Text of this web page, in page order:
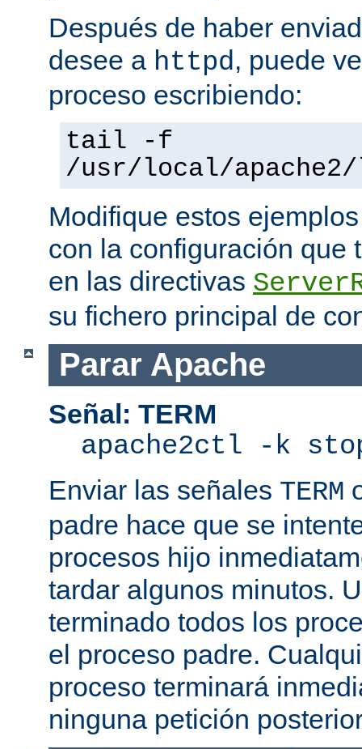
Después de haber
desee a httpd, puede
proceso escribiendo:
tail -f
/usr/local/
Modifique estos
con la configuración que
en las directivas
su fichero principal de
Parar Apache
Señal: TERM
apache2ctl -k
Enviar las señales TERM
padre hace que se
procesos hijo
tardar algunos minutos.
terminado todos los
el proceso padre.
proceso terminará
ninguna petición